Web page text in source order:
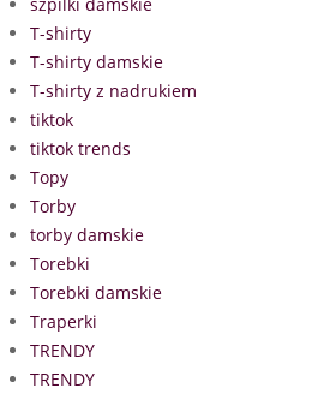
T-shirty
T-shirty damskie
T-shirty z nadrukiem
tiktok
tiktok trends
Topy
Torby
torby damskie
Torebki
Torebki damskie
Traperki
TRENDY
TRENDY